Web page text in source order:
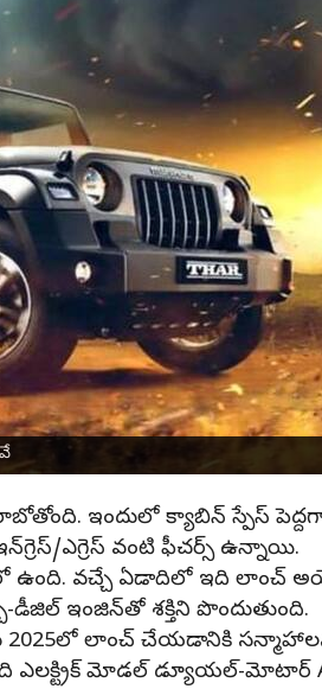
ఫీచర్లతో
వృద్ధి చెందుతోంది.
థార్ (3-డోర్), మారుతి
అయ్యే అవకాశం ఉంది.
మోటార్స్ టయోటా నుండి
రావడానికి సిద్ధంగా ఉంది.
ఇందులో క్యాబిన్ స్పేస్
ఎగ్రెస్‌ వంటి ఫీచర్స్ ఉన్నాయి.
ఉంది. వచ్చే ఏడాదిలో ఇది లాంచ్
ఇంజిన్‌తో శక్తిని పొందుతుంది.
లాంచ్ చేయడానికి సన్మాహాలను
ఎలక్ట్రిక్ మోడల్ డ్యూయల్-మోటార్